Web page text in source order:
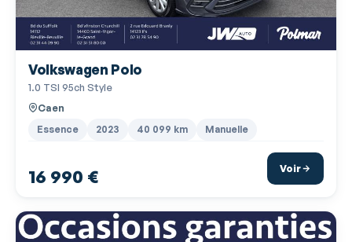
Frein à main en cuir
Gris Ascot
Interface Media
Kit mains-libres Bluetooth
Lampes de lecture à l'arrière
Limiteur de vitesse
Volkswagen Polo
1.0 TSI 95ch Style
Caen
Essence 2023 40 099 km Manuelle
16 990 € Voir